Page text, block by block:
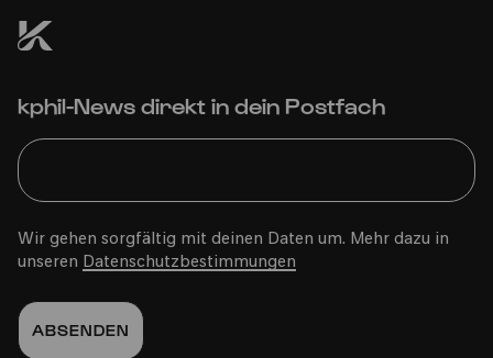
kphil-News direkt in dein Postfach
Wir gehen sorgfältig mit deinen Daten um. Mehr dazu in
unseren Datenschutzbestimmungen